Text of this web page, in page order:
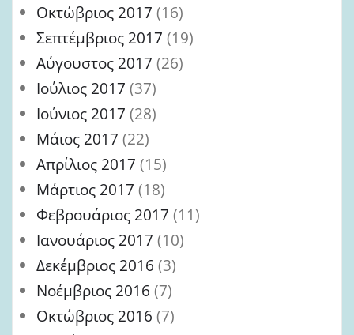
Οκτώβριος 2017 (16)
Σεπτέμβριος 2017 (19)
Αύγουστος 2017 (26)
Ιούλιος 2017 (37)
Ιούνιος 2017 (28)
Μάιος 2017 (22)
Απρίλιος 2017 (15)
Μάρτιος 2017 (18)
Φεβρουάριος 2017 (11)
Ιανουάριος 2017 (10)
Δεκέμβριος 2016 (3)
Νοέμβριος 2016 (7)
Οκτώβριος 2016 (7)